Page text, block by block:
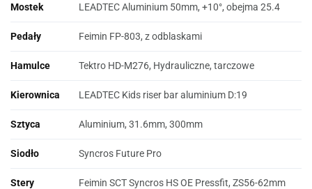
Mostek LEADTEC Aluminium 50mm, +10°, obejma 25.4
Pedały Feimin FP-803, z odblaskami
Hamulce Tektro HD-M276, Hydrauliczne, tarczowe
Kierownica LEADTEC Kids riser bar aluminium D:19
Sztyca Aluminium, 31.6mm, 300mm
Siodło Syncros Future Pro
Stery Feimin SCT Syncros HS OE Pressfit, ZS56-62mm